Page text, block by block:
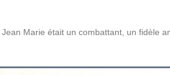
Marie était un combattant, un fidèle